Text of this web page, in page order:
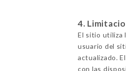
4.
El sitio utiliza
usuario del
actualizado.
con las